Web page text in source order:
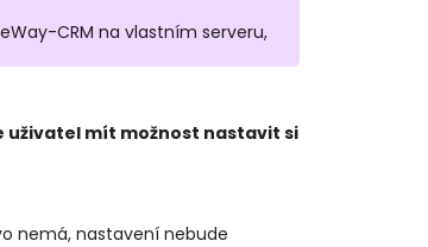
CRM na vlastním serveru,
uživatel mít možnost nastavit si
nemá, nastavení nebude